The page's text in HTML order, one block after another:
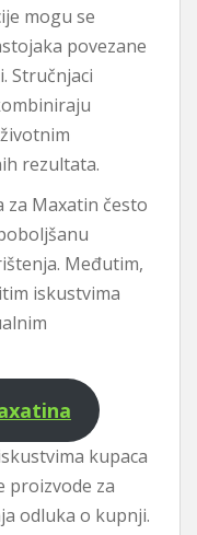
mogu se
povezane
Stručnjaci
rezultata.
Maxatin često
Međutim,
iskustvima
kupaca
proizvode za
odluka o kupnji.